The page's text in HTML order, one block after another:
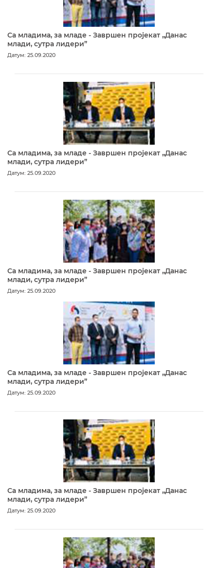
Са младима, за младе - Завршен пројекат „Данас
млади, сутра лидери”
Датум: 25.09.2020
Са младима, за младе - Завршен пројекат „Данас
млади, сутра лидери”
Датум: 25.09.2020
Са младима, за младе - Завршен пројекат „Данас
млади, сутра лидери”
Датум: 25.09.2020
Са младима, за младе - Завршен пројекат „Данас
млади, сутра лидери”
Датум: 25.09.2020
Са младима, за младе - Завршен пројекат „Данас
млади, сутра лидери”
Датум: 25.09.2020